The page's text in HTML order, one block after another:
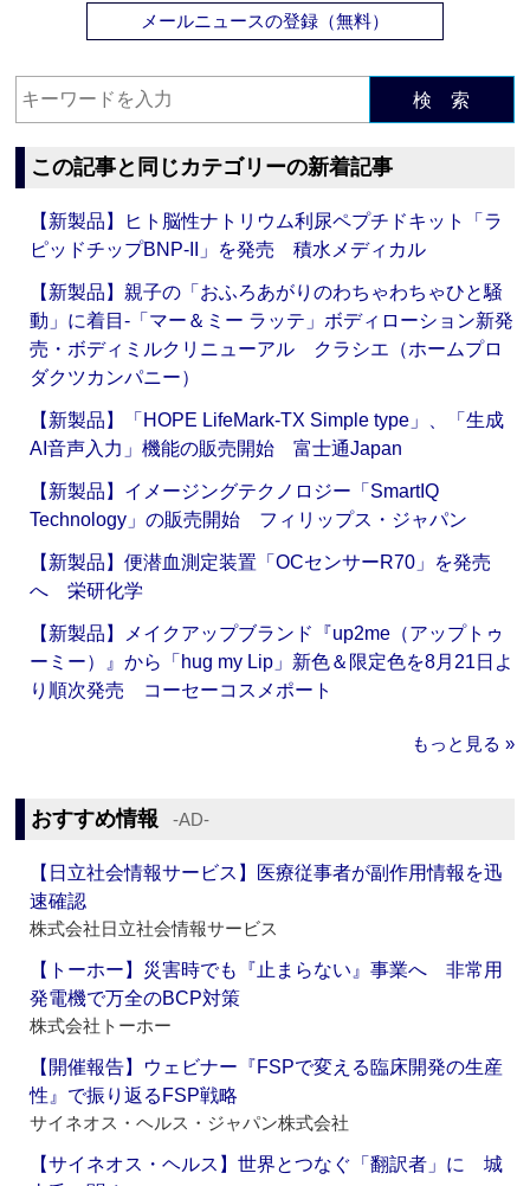
メールニュースの登録（無料）
検 索
この記事と同じカテゴリーの新着記事
【新製品】ヒト脳性ナトリウム利尿ペプチドキット「ラ
ピッドチップBNP-II」を発売 積水メディカル
【新製品】親子の「おふろあがりのわちゃわちゃひと騒
動」に着目‐「マー＆ミー ラッテ」ボディローション新発
売・ボディミルクリニューアル クラシエ（ホームプロ
ダクツカンパニー）
【新製品】「HOPE LifeMark-TX Simple type」、「生成
AI音声入力」機能の販売開始 富士通Japan
【新製品】イメージングテクノロジー「SmartIQ
Technology」の販売開始 フィリップス・ジャパン
【新製品】便潜血測定装置「OCセンサーR70」を発売
へ 栄研化学
【新製品】メイクアップブランド『up2me（アップトゥ
ーミー）』から「hug my Lip」新色＆限定色を8月21日よ
り順次発売 コーセーコスメポート
もっと見る »
おすすめ情報 ‐AD‐
【日立社会情報サービス】医療従事者が副作用情報を迅
速確認
株式会社日立社会情報サービス
【トーホー】災害時でも『止まらない』事業へ 非常用
発電機で万全のBCP対策
株式会社トーホー
【開催報告】ウェビナー『FSPで変える臨床開発の生産
性』で振り返るFSP戦略
サイネオス・ヘルス・ジャパン株式会社
【サイネオス・ヘルス】世界とつなぐ「翻訳者」に 城